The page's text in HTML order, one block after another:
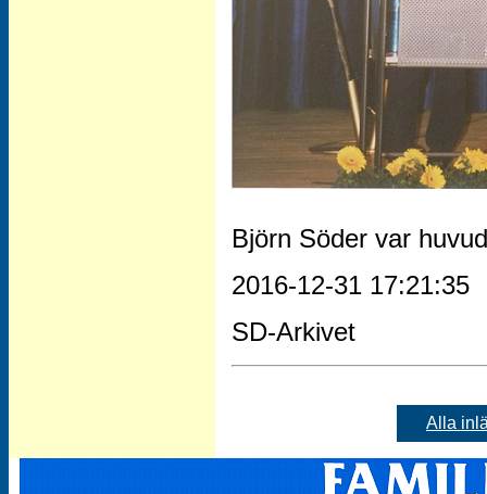
Björn Söder var
2016-12-31 17:21:35
SD-Arkivet
Alla